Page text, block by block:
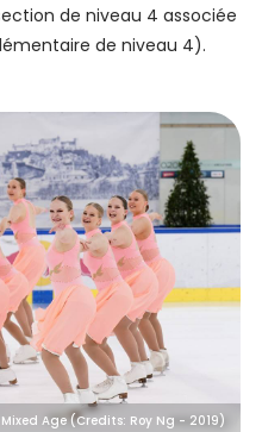
de niveau 4 associée
de niveau 4).
Age (Credits: Roy Ng - 2019)